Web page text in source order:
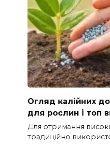
Огляд калійних
для рослин і топ
Для отримання
традиційно